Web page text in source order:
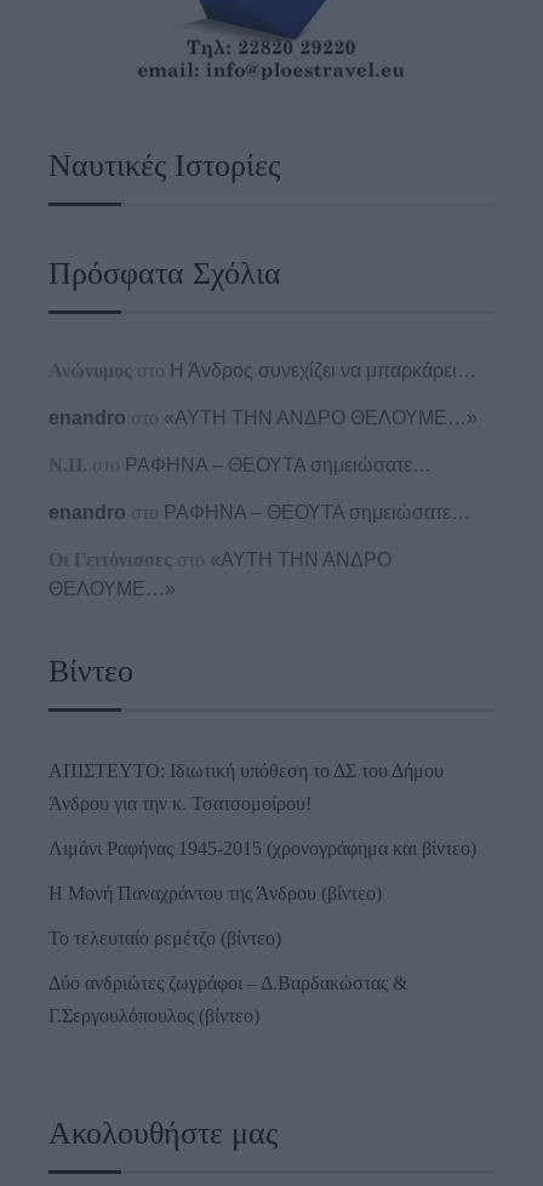
Ναυτικές Ιστορίες
Πρόσφατα Σχόλια
Ανώνυμος στο Η Άνδρος συνεχίζει να μπαρκάρει…
enandro στο «ΑΥΤΗ ΤΗΝ ΑΝΔΡΟ ΘΕΛΟΥΜΕ…»
Ν.Π. στο ΡΑΦΗΝΑ – ΘΕΟΥΤΑ σημειώσατε…
enandro στο ΡΑΦΗΝΑ – ΘΕΟΥΤΑ σημειώσατε…
Οι Γειτόνισσες στο «ΑΥΤΗ ΤΗΝ ΑΝΔΡΟ
ΘΕΛΟΥΜΕ…»
Βίντεο
ΑΠΙΣΤΕΥΤΟ: Ιδιωτική υπόθεση το ΔΣ του Δήμου
Άνδρου για την κ. Τσατσομοίρου!
Λιμάνι Ραφήνας 1945-2015 (χρονογράφημα και βίντεο)
Η Μονή Παναχράντου της Άνδρου (βίντεο)
Το τελευταίο ρεμέτζο (βίντεο)
Δύο ανδριώτες ζωγράφοι – Δ.Βαρδακώστας &
Γ.Σεργουλόπουλος (βίντεο)
Ακολουθήστε μας